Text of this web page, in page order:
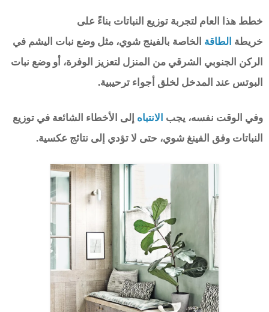
خطط هذا العام لتجربة توزيع النباتات بناءً على
خريطة الطاقة الخاصة بالفينج شوي، مثل وضع نبات اليشم في
الركن الجنوبي الشرقي من المنزل لتعزيز الوفرة، أو وضع نبات
البوتس عند المدخل لخلق أجواء ترحيبية.
وفي الوقت نفسه، يجب الانتباه إلى الأخطاء الشائعة في توزيع
النباتات وفق الفينغ شوي، حتى لا تؤدي إلى نتائج عكسية.